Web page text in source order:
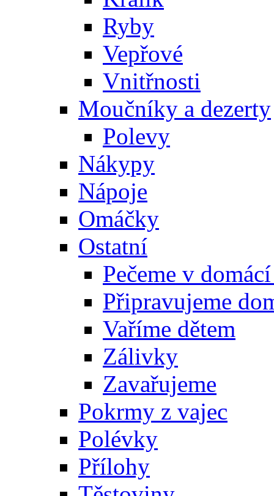
Ryby
Vepřové
Vnitřnosti
Moučníky a dezerty
Polevy
Nákypy
Nápoje
Omáčky
Ostatní
Pečeme v
Připravujeme
Vaříme dětem
Zálivky
Zavařujeme
Pokrmy z vajec
Polévky
Přílohy